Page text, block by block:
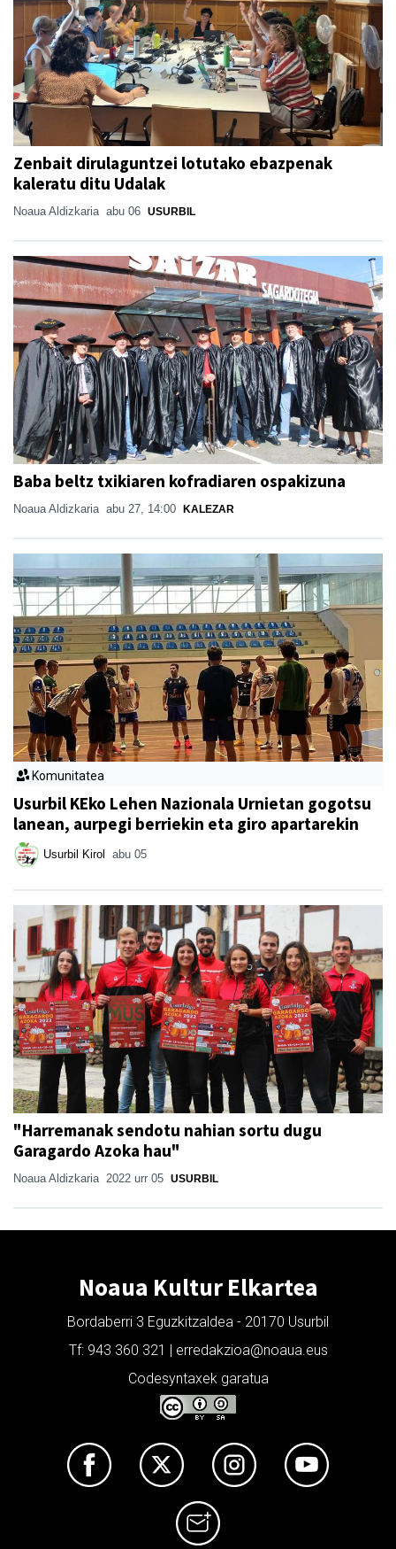
Zenbait dirulaguntzei lotutako ebazpenak
kaleratu ditu Udalak
Noaua Aldizkaria abu 06 USURBIL
Baba beltz txikiaren kofradiaren ospakizuna
Noaua Aldizkaria abu 27, 14:00 KALEZAR
Komunitatea
Usurbil KEko Lehen Nazionala Urnietan gogotsu
lanean, aurpegi berriekin eta giro apartarekin
Usurbil Kirol abu 05
"Harremanak sendotu nahian sortu dugu
Garagardo Azoka hau"
Noaua Aldizkaria 2022 urr 05 USURBIL
Noaua Kultur Elkartea
Bordaberri 3 Eguzkitzaldea - 20170 Usurbil
Tf: 943 360 321 | erredakzioa@noaua.eus
Codesyntaxek garatua